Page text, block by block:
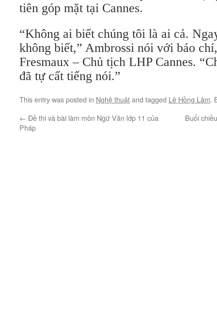
tiên góp mặt tại Cannes.
“Không ai biết chúng tôi là ai cả.
không biết,” Ambrossi nói với báo
Fresmaux – Chủ tịch LHP Cannes.
đã tự cất tiếng nói.”
This entry was posted in Nghệ thuậtand tagged Lê Hồng Lâm.
← Đề thi và bài làm môn Ngữ Văn lớp 11 của
Pháp
Buổi